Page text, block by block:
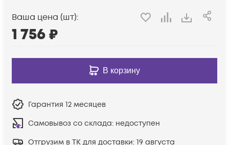
Ваша цена (шт):
1 756₽
В корзину
Гарантия 12 месяцев
Самовывоз со склада: недоступен
Отгрузим в ТК для доставки: 19 августа